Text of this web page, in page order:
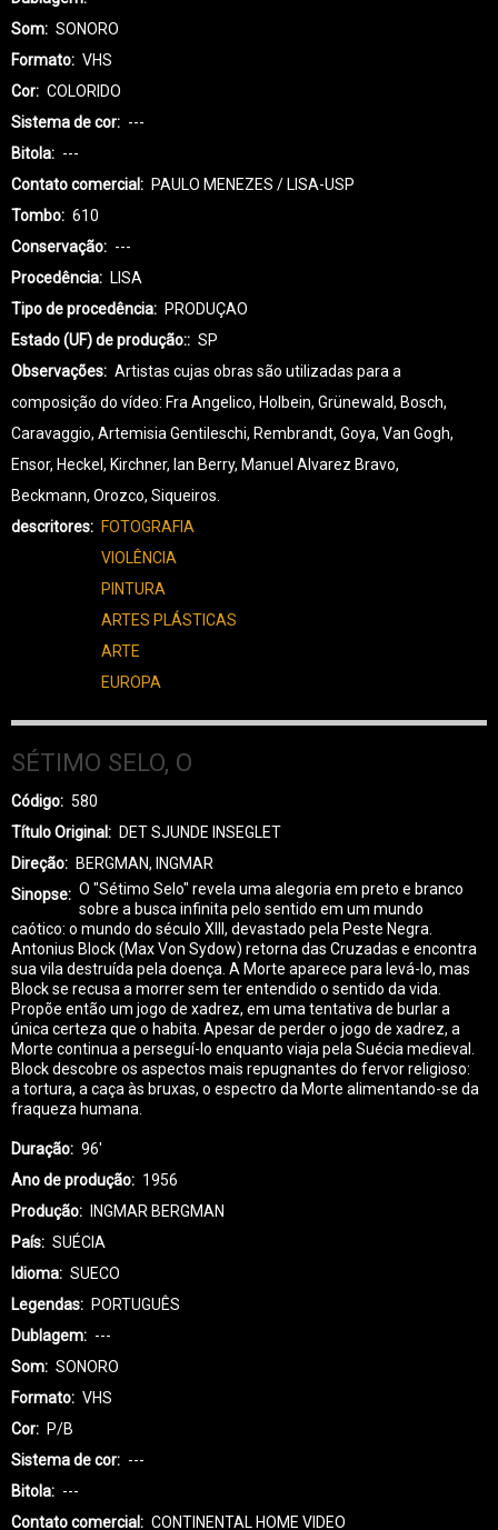
Som
SONORO
Formato
VHS
Cor
COLORIDO
Sistema de cor
---
Bitola
---
Contato comercial
PAULO MENEZES / LISA-USP
Tombo
610
Conservação
---
Procedência
LISA
Tipo de procedência
PRODUÇAO
Estado (UF) de produção:
SP
Observações
Artistas cujas obras são utilizadas para a
composição do vídeo: Fra Angelico, Holbein, Grünewald, Bosch,
Caravaggio, Artemisia Gentileschi, Rembrandt, Goya, Van Gogh,
Ensor, Heckel, Kirchner, Ian Berry, Manuel Alvarez Bravo,
Beckmann, Orozco, Siqueiros.
descritores
FOTOGRAFIA
VIOLÊNCIA
PINTURA
ARTES PLÁSTICAS
ARTE
EUROPA
SÉTIMO SELO, O
Código
580
Título Original
DET SJUNDE INSEGLET
Direção
BERGMAN, INGMAR
Sinopse
O "Sétimo Selo" revela uma alegoria em preto e branco
sobre a busca infinita pelo sentido em um mundo
caótico: o mundo do século XIII, devastado pela Peste Negra.
Antonius Block (Max Von Sydow) retorna das Cruzadas e encontra
sua vila destruída pela doença. A Morte aparece para levá-lo, mas
Block se recusa a morrer sem ter entendido o sentido da vida.
Propõe então um jogo de xadrez, em uma tentativa de burlar a
única certeza que o habita. Apesar de perder o jogo de xadrez, a
Morte continua a perseguí-lo enquanto viaja pela Suécia medieval.
Block descobre os aspectos mais repugnantes do fervor religioso:
a tortura, a caça às bruxas, o espectro da Morte alimentando-se da
fraqueza humana.
Duração
96'
Ano de produção
1956
Produção
INGMAR BERGMAN
País
SUÉCIA
Idioma
SUECO
Legendas
PORTUGUÊS
Dublagem
---
Som
SONORO
Formato
VHS
Cor
P/B
Sistema de cor
---
Bitola
---
Contato comercial
CONTINENTAL HOME VIDEO